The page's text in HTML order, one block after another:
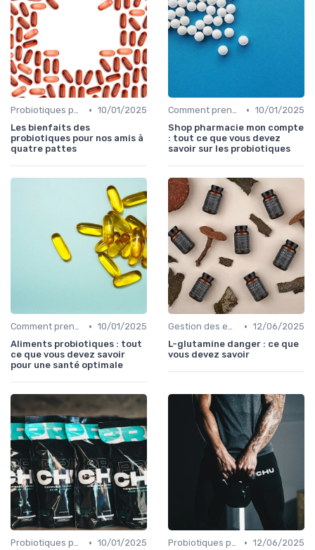
Probiotiques pour enfants et adultes • 10/01/2025
Les bienfaits des
probiotiques pour nos amis à
quatre pattes
Comment prendre des probiotiques • 10/01/2025
Shop pharmacie mon compte
: tout ce que vous devez
savoir sur les probiotiques
Comment prendre des probiotiques • 10/01/2025
Aliments probiotiques : tout
ce que vous devez savoir
pour une santé optimale
Gestion des effets secondaires • 12/06/2025
L-glutamine danger : ce que
vous devez savoir
Probiotiques pour enfants et adultes • 10/01/2025
Probiotiques pour enfants et adultes • 12/06/2025